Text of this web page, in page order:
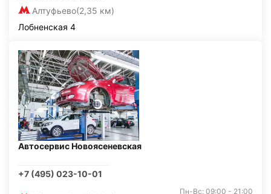
Алтуфьево(2,35 км)
Лобненская 4
Автосервис Новоясеневская
+7 (495) 023-10-01
Пн-Вс: 09:00 - 21:00